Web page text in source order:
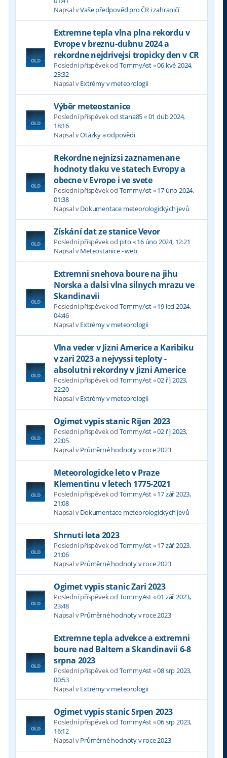
Napsal vVaše předpověd pro ČR i zahraničí
Extremne tepla vlna plna rekordu v
Evrope v breznu-dubnu 2024 a
rekordne nejdrivejsi tropicky den v CR
Poslední příspěvek od TommyAst«06 kvě 2024,
23:32
Napsal vExtrémy v meteorologii
Výběr meteostanice
Poslední příspěvek od stana85«01 dub 2024,
18:16
Napsal vOtázky a odpovědi
Rekordne nejnizsi zaznamenane
hodnoty tlaku ve statech Evropy a
obecne v Evrope i ve svete
Poslední příspěvek od TommyAst«17 úno 2024,
01:38
Napsal vDokumentace meteorologických jevů
Získání dat ze stanice Vevor
Poslední příspěvek od pito «16 úno 2024, 12:21
Napsal vMeteostanice - web
Extremni snehova boure na jihu
Norska a dalsi vlna silnych mrazu ve
Skandinavii
Poslední příspěvek od TommyAst«19 led 2024,
04:46
Napsal vExtrémy v meteorologii
Vlna veder v Jizni Americe a Karibiku
v zari 2023 a nejvyssi teploty -
absolutni rekordny v Jizni Americe
Poslední příspěvek od TommyAst«02 říj 2023,
22:20
Napsal vExtrémy v meteorologii
Ogimet vypis stanic Rijen 2023
Poslední příspěvek od TommyAst«02 říj 2023,
22:05
Napsal vPrůměrné hodnoty v roce 2023
Meteorologicke leto v Praze
Klementinu v letech 1775-2021
Poslední příspěvek od TommyAst«17 zář 2023,
21:08
Napsal vDokumentace meteorologických jevů
Shrnuti leta 2023
Poslední příspěvek od TommyAst«17 zář 2023,
21:06
Napsal vPrůměrné hodnoty v roce 2023
Ogimet vypis stanic Zari 2023
Poslední příspěvek od TommyAst«01 zář 2023,
23:48
Napsal vPrůměrné hodnoty v roce 2023
Extremne tepla advekce a extremni
boure nad Baltem a Skandinavii 6-8
srpna 2023
Poslední příspěvek od TommyAst«08 srp 2023,
00:53
Napsal vExtrémy v meteorologii
Ogimet vypis stanic Srpen 2023
Poslední příspěvek od TommyAst«06 srp 2023,
16:12
Napsal vPrůměrné hodnoty v roce 2023